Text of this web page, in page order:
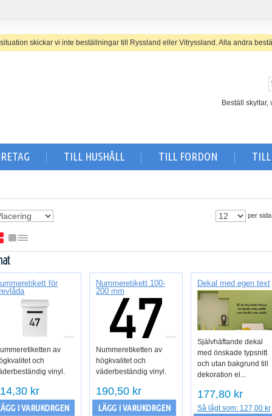
skickar vi inte beställningar till Ryssland eller Vitryssland. Alla andra
Beställ
TILL HUSHÅLL TILL FORDON
per sida
för
av
och
vinyl.
kr
I VARUKORGEN
Nummeretikett 100-
200 mm
Nummeretiketten av
högkvalitet och
väderbeständig vinyl.
190,50 kr
LÄGG I VARUKORGEN
Dekal med egen text
Självhäftande dekal
med önskade typsnitt
och utan bakgrund till
dekoration el...
177,80 kr
Så lågt som: 127,00 kr